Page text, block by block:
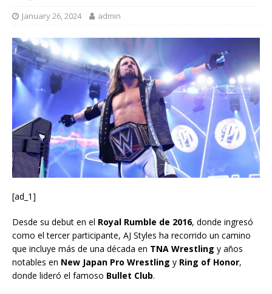
January 26, 2024 admin
[ad_1]
Desde su debut en el Royal Rumble de 2016, donde ingresó
como el tercer participante, AJ Styles ha recorrido un camino
que incluye más de una década en TNA Wrestling y años
notables en New Japan Pro Wrestling y Ring of Honor,
donde lideró el famoso Bullet Club.